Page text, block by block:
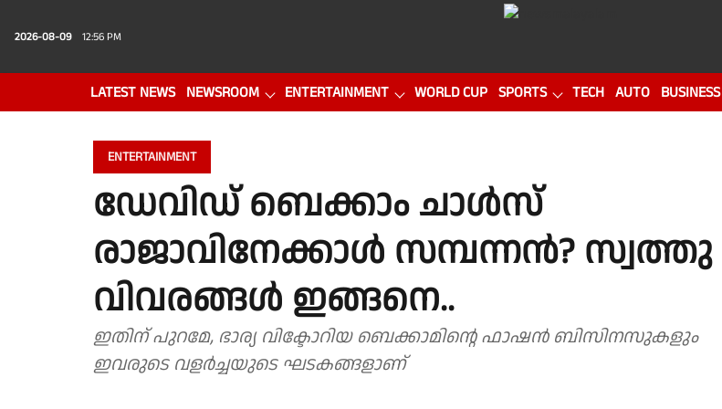
2026-08-09 12:56 PM
LATEST NEWS NEWSROOM ENTERTAINMENT WORLD CUP SPORTS TECH AUTO BUSINESS
ENTERTAINMENT
ഡേവിഡ് ബെക്കാം ചാൾസ്
രാജാവിനേക്കാൾ സമ്പന്നൻ? സ്വത്തു
വിവരങ്ങൾ ഇങ്ങനെ..
ഇതിന് പുറമേ, ഭാര്യ വിക്ടോറിയ ബെക്കാമിൻ്റെ ഫാഷൻ ബിസിനസുകളും
ഇവരുടെ വളർച്ചയുടെ ഘടകങ്ങളാണ്